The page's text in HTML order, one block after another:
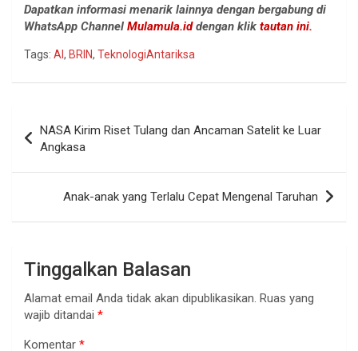
Dapatkan informasi menarik lainnya dengan bergabung di
WhatsApp Channel Mulamula.iddengan klik tautan ini.
Tags: AI , BRIN, TeknologiAntariksa
pos
NASA Kirim Riset Tulang dan Ancaman Satelit ke Luar
Angkasa
Anak-anak yang Terlalu Cepat Mengenal Taruhan
Tinggalkan Balasan
Alamat email Anda tidak akan dipublikasikan. Ruas yang
wajib ditandai *
Komentar *